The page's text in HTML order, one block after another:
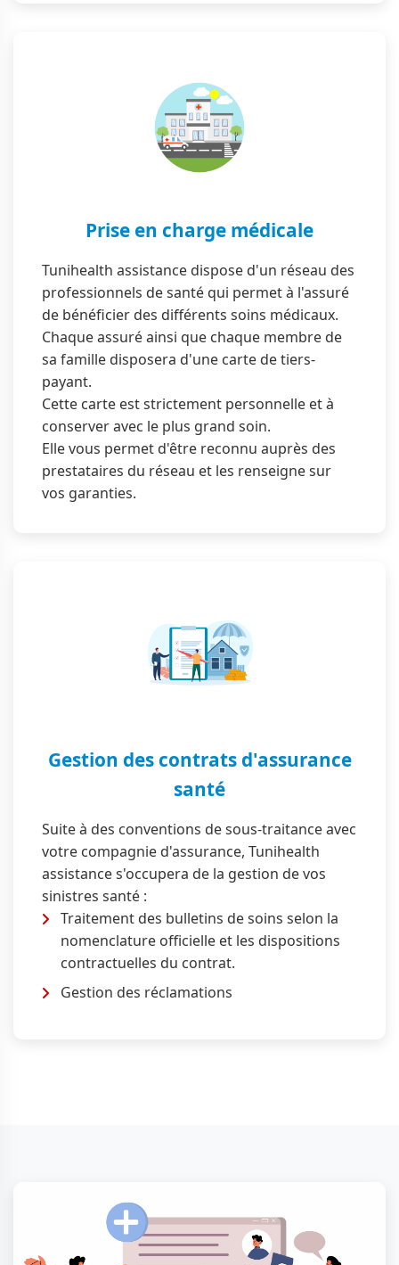
Prise en charge médicale
Tunihealth assistance dispose d'un réseau des
professionnels de santé qui permet à l'assuré
de bénéficier des différents soins médicaux.
Chaque assuré ainsi que chaque membre de
sa famille disposera d'une carte de tiers-
payant.
Cette carte est strictement personnelle et à
conserver avec le plus grand soin.
Elle vous permet d'être reconnu auprès des
prestataires du réseau et les renseigne sur
vos garanties.
Gestion des contrats d'assurance
santé
Suite à des conventions de sous-traitance avec
votre compagnie d'assurance, Tunihealth
assistance s'occupera de la gestion de vos
sinistres santé :
Traitement des bulletins de soins selon la
nomenclature officielle et les dispositions
contractuelles du contrat.
Gestion des réclamations